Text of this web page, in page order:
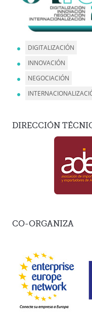
DIGITALIZACIÓN
INNOVACIÓN
NEGOCIACIÓN
DIRECCIÓN
CO-ORGANIZA